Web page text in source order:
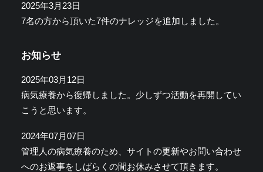
2025年3月23日
7名の方から頂いた7件のナレッジを追加しました。
お知らせ
2025年03月12日
病気療養から復帰しました。少しずつ活動を再開してい
こうと思います。
2024年07月07日
管理人の病気療養のため、サイトの更新やお問い合わせ
へのお返事をしばらくの間お休みさせて頂きます。